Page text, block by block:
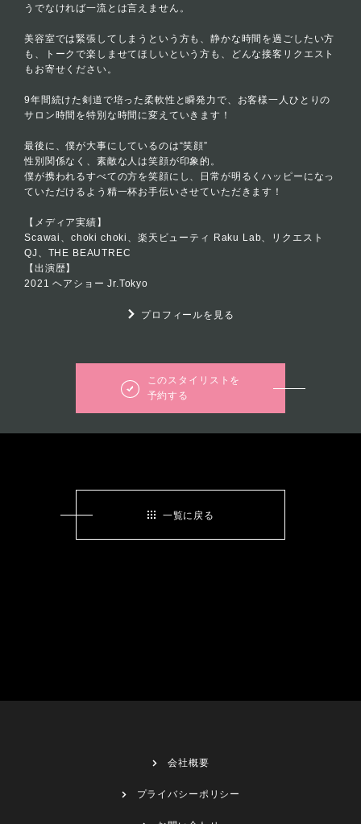
うでなければ一流とは言えません。
美容室では緊張してしまうという方も、静かな時間を過ごしたい方
も、トークで楽しませてほしいという方も、どんな接客リクエスト
もお寄せください。
9年間続けた剣道で培った柔軟性と瞬発力で、お客様一人ひとりの
サロン時間を特別な時間に変えていきます！
最後に、僕が大事にしているのは“笑顔”
性別関係なく、素敵な人は笑顔が印象的。
僕が携われるすべての方を笑顔にし、日常が明るくハッピーになっ
ていただけるよう精一杯お手伝いさせていただきます！
【メディア実績】
Scawai、choki choki、楽天ビューティ Raku Lab、リクエスト
QJ、THE BEAUTREC
【出演歴】
2021 ヘアショー Jr.Tokyo
プロフィールを見る
このスタイリストを
予約する
一覧に戻る
会社概要
プライバシーポリシー